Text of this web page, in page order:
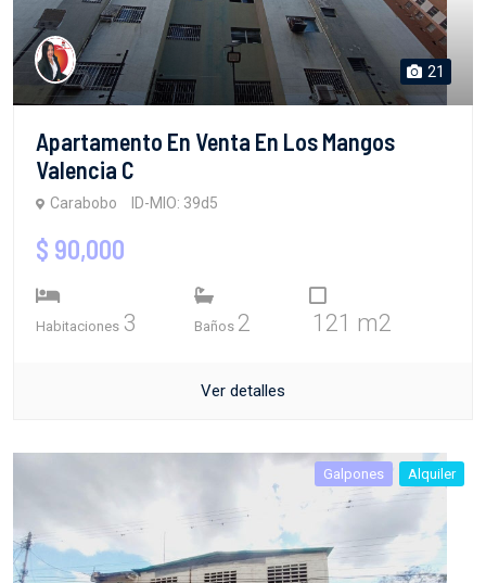
21
Apartamento En Venta En Los Mangos
Valencia C
Carabobo ID-MIO: 39d5
$ 90,000
Habitaciones 3 Baños 2 121 m2
Ver detalles
Galpones Alquiler